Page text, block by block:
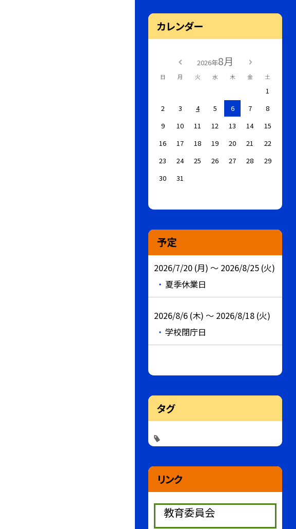
カレンダー
2026年8月
日 月 火 水 木 金 土
1
2
3 4 5 6 7
8
9
10 11 12 13 14
15
16
17 18 19 20 21
22
23
24 25 26 27 28
29
30
31
予定
2026/7/20 (月) ～ 2026/8/25 (火)
夏季休業日
2026/8/6 (木) ～ 2026/8/18 (火)
学校閉庁日
タグ
リンク
教育委員会